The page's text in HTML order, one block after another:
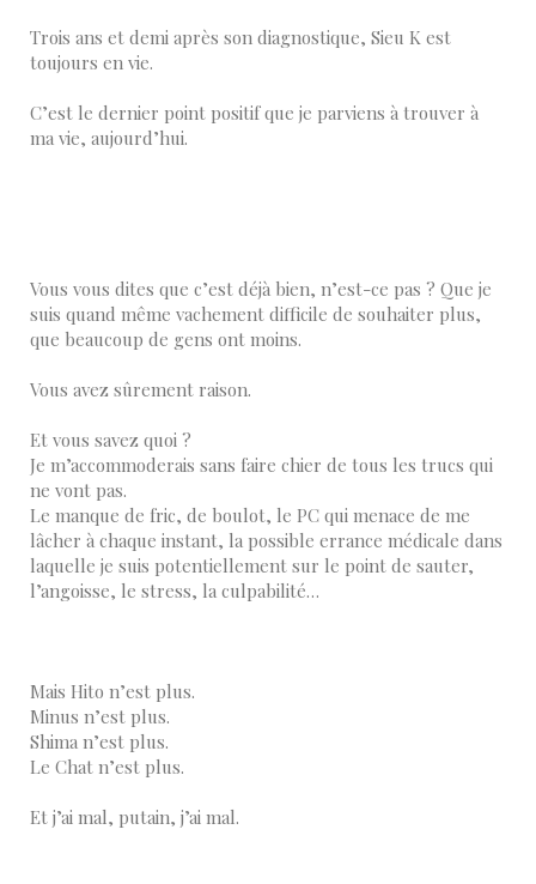
Trois ans et demi après son diagnostique, Sieu K est
toujours en vie.
C’est le dernier point positif que je parviens à trouver à
ma vie, aujourd’hui.
Vous vous dites que c’est déjà bien, n’est-ce pas ? Que je
suis quand même vachement difficile de souhaiter plus,
que beaucoup de gens ont moins.
Vous avez sûrement raison.
Et vous savez quoi ?
Je m’accommoderais sans faire chier de tous les trucs qui
ne vont pas.
Le manque de fric, de boulot, le PC qui menace de me
lâcher à chaque instant, la possible errance médicale dans
laquelle je suis potentiellement sur le point de sauter,
l’angoisse, le stress, la culpabilité…
Mais Hito n’est plus.
Minus n’est plus.
Shima n’est plus.
Le Chat n’est plus.
Et j’ai mal, putain, j’ai mal.